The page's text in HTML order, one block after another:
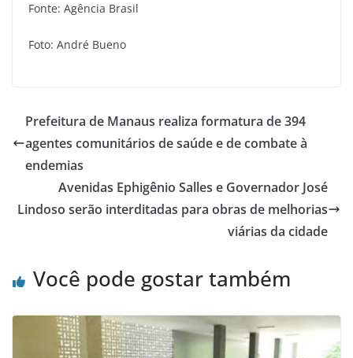
Fonte: Agência Brasil
Foto: André Bueno
Prefeitura de Manaus realiza formatura de 394
agentes comunitários de saúde e de combate à
endemias
Avenidas Ephigênio Salles e Governador José
Lindoso serão interditadas para obras de melhorias
viárias da cidade
Você pode gostar também